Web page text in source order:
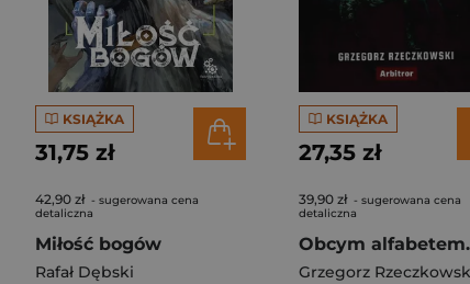
KSIĄŻKA
31,75 zł
42,90 zł - sugerowana cena
detaliczna
Miłość bogów
Rafał Dębski
KSIĄŻKA
27,35 zł
39,90 zł - sugerowana cena
detaliczna
Grzegorz